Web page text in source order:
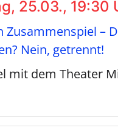
25.03., 19:30
Zusammenspiel –
Nein, getrennt!
mit dem Theater